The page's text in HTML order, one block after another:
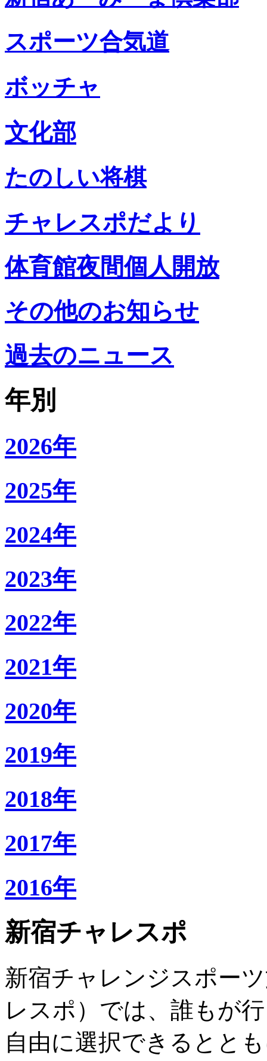
スポーツ合気道
ボッチャ
文化部
たのしい将棋
チャレスポだより
体育館夜間個人開放
その他のお知らせ
過去のニュース
年別
2026年
2025年
2024年
2023年
2022年
2021年
2020年
2019年
2018年
2017年
2016年
新宿チャレスポ
新宿チャレンジスポー
レスポ）では、誰もが
自由に選択できるとと